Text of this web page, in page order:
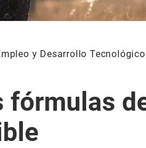
y Desarrollo Tecnológico
fórmulas